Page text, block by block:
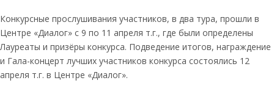
Конкурсные прослушивания участников, в два тура, прошли в
Центре «Диалог» с 9 по 11 апреля т.г., где были определены
Лауреаты и призёры конкурса. Подведение итогов, награждение
и Гала-концерт лучших участников конкурса состоялись 12
апреля т.г. в Центре «Диалог».